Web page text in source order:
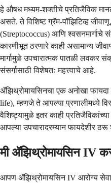
हे औषध मध्यम-शक्तीचे प्रतिजैविक
असते. ते विशिष्ट ग्रॅम-पॉझिटिव्ह
(Streptococcus) आणि श्वसनमार्गाचे
कारणीभूत ठरणारे काही असामान्य
मार्गामुळे उपचारात्मक पातळी लवकर
संसर्गासाठी विशेषतः महत्त्वाचे आहे.
ॲझिथ्रोमायसिनचा एक अनोखा फायदा
life), म्हणजे ते आपल्या प्रणालीमध्ये
वैशिष्ट्यामुळे इतर काही
आपल्या उपचारादरम्यान फायदेशीर
मी ॲझिथ्रोमायसिन IV
आपण ॲझिथ्रोमायसिन IV आरोग्य सेवा